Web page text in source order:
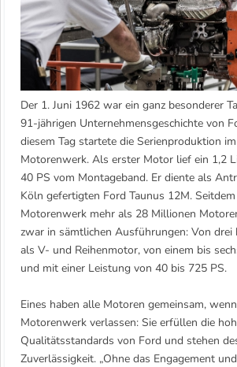
Der 1. Juni 1962 war ein ganz besonderer
91-jährigen Unternehmensgeschichte von
diesem Tag startete die Serienproduktion
Motorenwerk. Als erster Motor lief ein 1,2
40 PS vom Montageband. Er diente als
Köln gefertigten Ford Taunus 12M.
Motorenwerk mehr als 28 Millionen
zwar in sämtlichen Ausführungen: Von
als V- und Reihenmotor, von einem bis
und mit einer Leistung von 40 bis 725 PS.
Eines haben alle Motoren gemeinsam,
Motorenwerk verlassen: Sie erfüllen die
Qualitätsstandards von Ford und stehen
Zuverlässigkeit. „Ohne das Engagement